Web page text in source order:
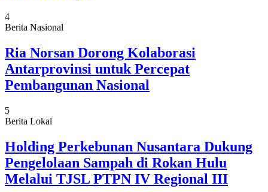
4
Berita Nasional
Ria Norsan Dorong Kolaborasi
Antarprovinsi untuk Percepat
Pembangunan Nasional
5
Berita Lokal
Holding Perkebunan Nusantara Dukung
Pengelolaan Sampah di Rokan Hulu
Melalui TJSL PTPN IV Regional III